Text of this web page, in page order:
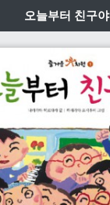
오늘부터 친구야